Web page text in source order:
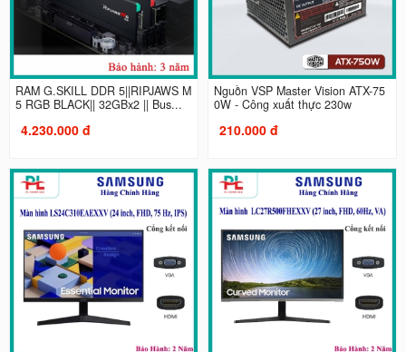
RAM G.SKILL DDR 5||RIPJAWS M
5 RGB BLACK|| 32GBx2 || Bus...
4.230.000 đ
Nguồn VSP Master Vision ATX-75
0W - Công xuất thực 230w
210.000 đ